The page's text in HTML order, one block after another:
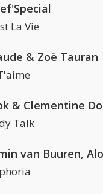
La Vie
& Zoë Tauran
& Clementine
Talk